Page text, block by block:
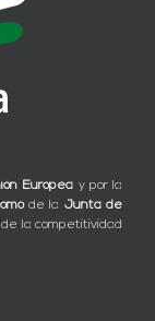
Europea y por la
de la Junta de
la competitividad